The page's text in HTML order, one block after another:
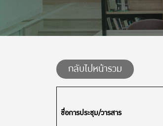
กลับไปหน้ารวม
ชื่อการประชุม/วารสาร